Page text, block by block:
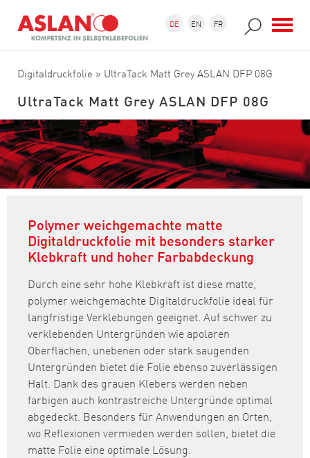
Suchformular
Suche DE EN FR
Digitaldruckfolie » UltraTack Matt Grey ASLAN DFP 08G
UltraTack Matt Grey ASLAN DFP 08G
Polymer weichgemachte matte
Digitaldruckfolie mit besonders starker
Klebkraft und hoher Farbabdeckung
Durch eine sehr hohe Klebkraft ist diese matte,
polymer weichgemachte Digitaldruckfolie ideal für
langfristige Verklebungen geeignet. Auf schwer zu
verklebenden Untergründen wie apolaren
Oberflächen, unebenen oder stark saugenden
Untergründen bietet die Folie ebenso zuverlässigen
Halt. Dank des grauen Klebers werden neben
farbigen auch kontrastreiche Untergründe optimal
abgedeckt. Besonders für Anwendungen an Orten,
wo Reflexionen vermieden werden sollen, bietet die
matte Folie eine optimale Lösung.